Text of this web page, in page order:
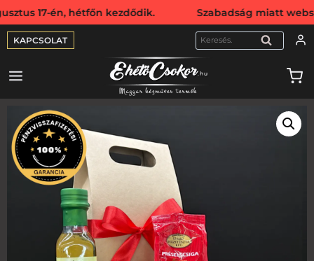
kezdődik. Szabadság miatt webshopunk
KAPCSOLAT KERESÉS